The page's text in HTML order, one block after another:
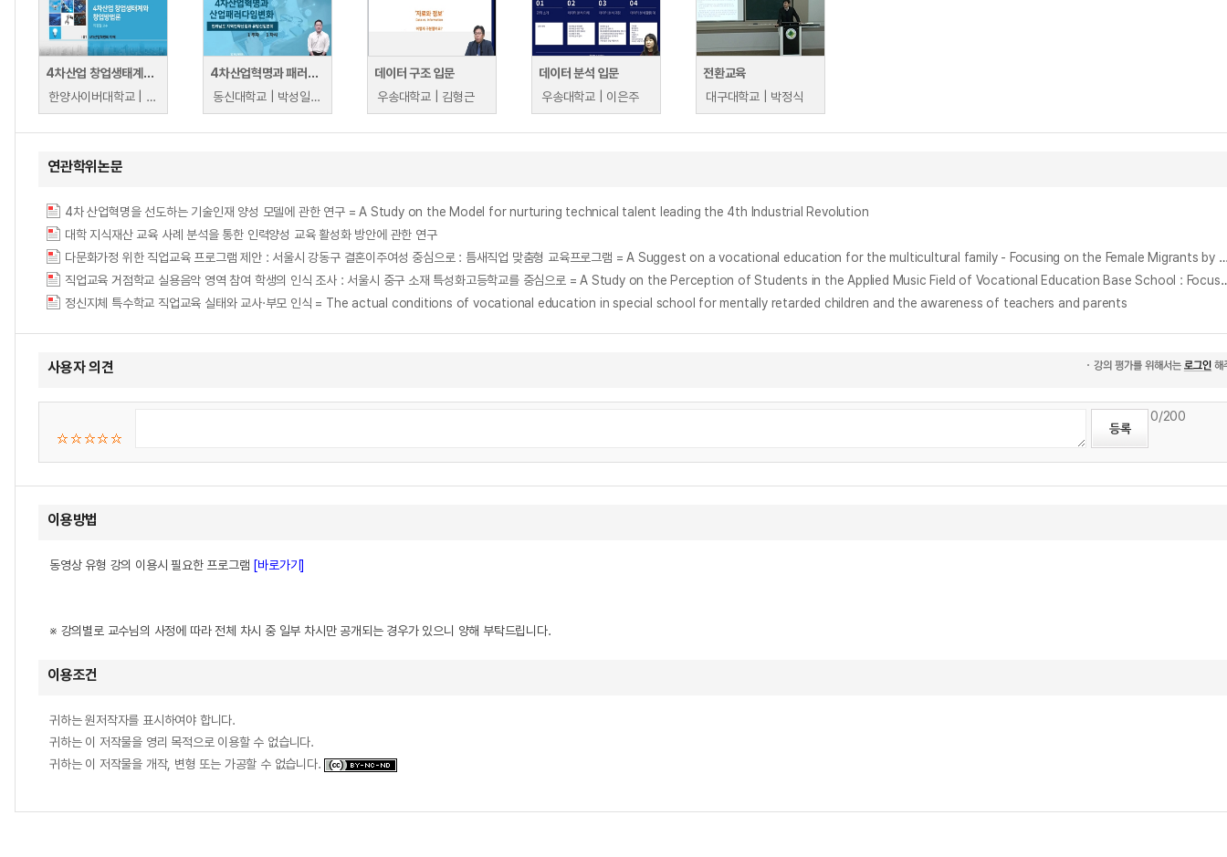
4차산업 창업생태계와 창업방법론
한양사이버대학교 | 최경철
4차산업혁명과 패러다임
동신대학교 | 박성일, 조숙영, 박대훈
데이터 구조 입문
우송대학교 | 김형근
데이터 분석 입문
우송대학교 | 이은주
전환교육
대구대학교 | 박정식
연관학위논문
4차 산업혁명을 선도하는 기술인재 양성 모델에 관한 연구 = A Study on the Model for nurturing technical talent leading the 4th Industrial Revolution
대학 지식재산 교육 사례 분석을 통한 인력양성 교육 활성화 방안에 관한 연구
다문화가정 위한 직업교육 프로그램 제안 : 서울시 강동구 결혼이주여성 중심으로 : 틈새직업 맞춤형 교육프로그램 = A Suggest on a vocational
직업교육 거점학교 실용음악 영역 참여 학생의 인식 조사 : 서울시 중구 소재 특성화고등학교를 중심으
정신지체 특수학교 직업교육 실태와 교사·부모 인식 = The actual conditions of vocational education in special school for mentally retarded children and the awareness of teachers and parents
사용자 의견
0/200
이용방법
동영상 유형 강의 이용시 필요한 프로그램 [바로가기]
※ 강의별로 교수님의 사정에 따라 전체 차시 중 일부 차시만 공개되는 경우가 있으니 양해 부탁드립니다.
이용조건
귀하는 원저작자를 표시하여야 합니다.
귀하는 이 저작물을 영리 목적으로 이용할 수 없습니다.
귀하는 이 저작물을 개작, 변형 또는 가공할 수 없습니다.